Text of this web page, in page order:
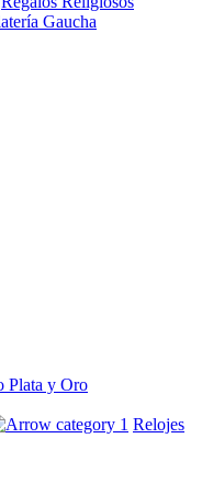
Gaucha
Plata y Oro
Relojes